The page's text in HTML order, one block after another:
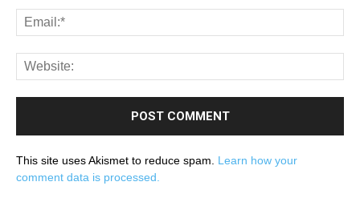
This site uses Akismet to reduce spam. Learn how your
comment data is processed.